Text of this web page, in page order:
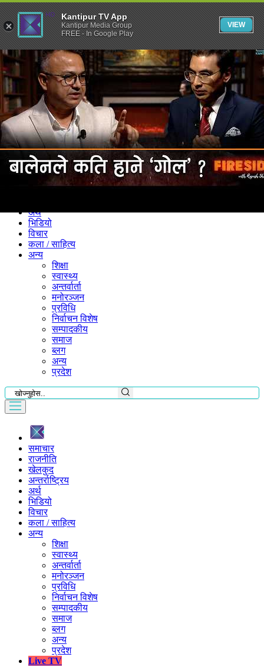
समाचार
राजनीति
अर्थ
भिडियो
विचार
कला / साहित्य
अन्य
शिक्षा
स्वास्थ्य
अन्तर्वार्ता
मनोरञ्जन
प्रविधि
निर्वाचन विशेष
सम्पादकीय
समाज
ब्लग
अन्य
प्रदेश
समाचार
राजनीति
खेलकुद
अन्तर्राष्ट्रिय
अर्थ
भिडियो
विचार
कला / साहित्य
अन्य
शिक्षा
स्वास्थ्य
अन्तर्वार्ता
मनोरञ्जन
प्रविधि
निर्वाचन विशेष
सम्पादकीय
समाज
ब्लग
अन्य
प्रदेश
Live TV
Kantipur TV App
Kantipur Media Group
FREE - In Google Play
VIEW